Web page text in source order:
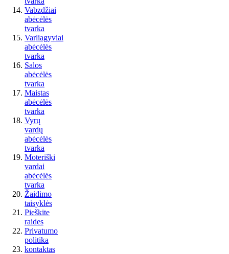
Vabzdžiai
abėcėlės
tvarka
Varliagyviai
abėcėlės
tvarka
Salos
abėcėlės
tvarka
Maistas
abėcėlės
tvarka
Vyrų
vardų
abėcėlės
tvarka
Moteriški
vardai
abėcėlės
tvarka
Žaidimo
taisyklės
Pieškite
raides
Privatumo
politika
kontaktas